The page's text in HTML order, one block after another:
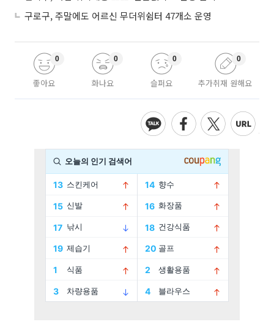
구로구, 주말에도 어르신 무더위쉼터 47개소 운영
좋아요
0
화나요
0
슬퍼요
0
추가취재 원해요
0